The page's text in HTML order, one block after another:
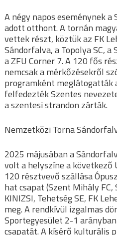
A négy napos eseménynek a
adott otthont. A tornán
vettek részt, köztük az FK
Sándorfalva, a Topolya SC, a
a ZFU Corner 7. A 120 fős
nemcsak a mérkőzésekről
programként meglátogatták
felfedezték Szentes
a szentesi strandon zárták.
Nemzetközi Torna
2025 májusában a
volt a helyszíne a következő
120 résztvevő szállása
hat csapat (Szent Mihály FC,
KINIZSI, Tehetség SE, FK
meg. A rendkívül izgalmas
Sportegyesület 2-1
csapatát. A kísérő kulturális